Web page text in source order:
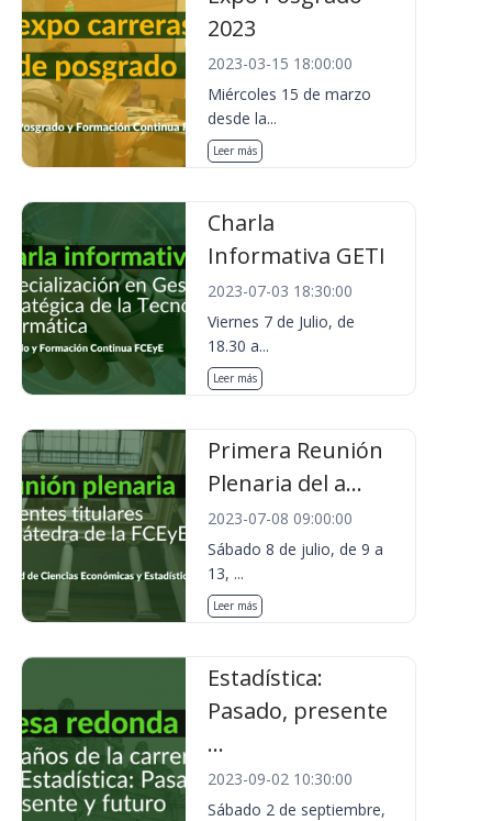
2023
2023-03-15 18:00:00
Miércoles 15 de marzo
desde la...
Leer más
Charla
Informativa GETI
2023-07-03 18:30:00
Viernes 7 de Julio, de
18.30 a...
Leer más
Primera Reunión
Plenaria del a...
2023-07-08 09:00:00
Sábado 8 de julio, de 9 a
13, ...
Leer más
Estadística:
Pasado, presente
...
2023-09-02 10:30:00
Sábado 2 de septiembre,